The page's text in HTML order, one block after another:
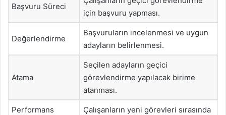
Başvuru Süreci
için başvuru yapması.
Değerlendirme
Başvuruların incelenmesi ve uygun
adayların belirlenmesi.
Atama
Seçilen adayların geçici
görevlendirme yapılacak birime
atanması.
Performans
Çalışanların yeni görevleri sırasında